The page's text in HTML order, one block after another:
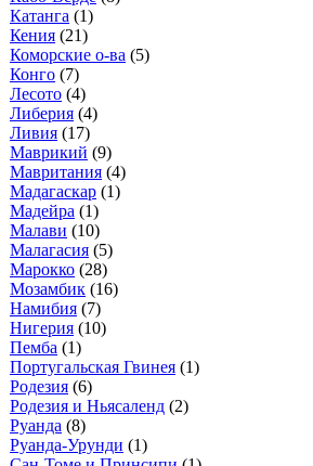
Катанга (1)
Кения (21)
Коморcкие о-ва (5)
Конго (7)
Лесото (4)
Либерия (4)
Ливия (17)
Маврикий (9)
Мавритания (4)
Мадагаскар (1)
Мадейра (1)
Малави (10)
Малагасия (5)
Марокко (28)
Мозамбик (16)
Намибия (7)
Нигерия (10)
Пемба (1)
Португальская Гвинея (1)
Родезия (6)
Родезия и Ньясаленд (2)
Руанда (8)
Руанда-Урунди (1)